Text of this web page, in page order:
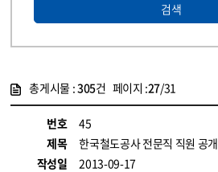
검색
총게시물 :305건 페이지 :27/31
번호
45
제목
한국철도공사 전문직 직원 공
작성일
2013-09-17